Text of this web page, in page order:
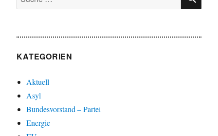
nach:
KATEGORIEN
Aktuell
Asyl
Bundesvorstand – Partei
Energie